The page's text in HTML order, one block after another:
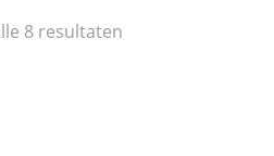
8 resultaten